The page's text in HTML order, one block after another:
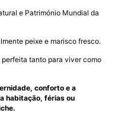
e Património Mundial da
peixe e marisco fresco.
tanto para viver como
conforto e a
habitação, férias ou